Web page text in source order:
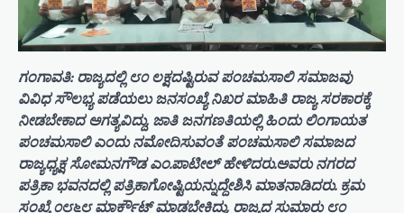
ಗಂಗಾವತಿ: ರಾಜ್ಯದಲ್ಲಿ ೮೦ ಲಕ್ಷದಷ್ಟಿರುವ ಪಂಚಮಸಾಲಿ ಸಮಾಜವು
ವಿವಿಧ ಸೌಲಭ್ಯ ಪಡೆಯಲು ಜನಸಂಖ್ಯೆ ನಿಖರ ಮಾಹಿತಿ ರಾಜ್ಯ ಸರಕಾರಕ್ಕೆ
ನೀಡಬೇಕಾದ ಅಗತ್ಯವಿದ್ದು, ಜಾತಿ ಜನಗಣತಿಯಲ್ಲಿ ಹಿಂದು ಲಿಂಗಾಯತ
ಪಂಚಮಸಾಲಿ ಎಂದು ನಮೋದಿಸುವಂತೆ ಪಂಚಮಸಾಲಿ ಸಮಾಜದ
ರಾಜ್ಯಧ್ಯಕ್ಷ ಸೋಮನಗೌಡ ಎಂ.ಪಾಟೀಲ್ ಹೇಳಿದರು.ಅವರು ನಗರದ
ಪತ್ರಿಕಾ ಭವನದಲ್ಲಿ ಪತ್ರಿಕಾಗೋಷ್ಟಿಯನ್ನುದ್ದೇಶಿಸಿ ಮಾತನಾಡಿದರು. ಕ್ರಮ
ಸಂಖ್ಯೆ ೦೮೬೮ ಮಾರ್ಕೌಟ್ ಮಾಡಬೇಕಿದ್ದು, ರಾಜ್ಯದ ಸುಮಾರು ೮೦